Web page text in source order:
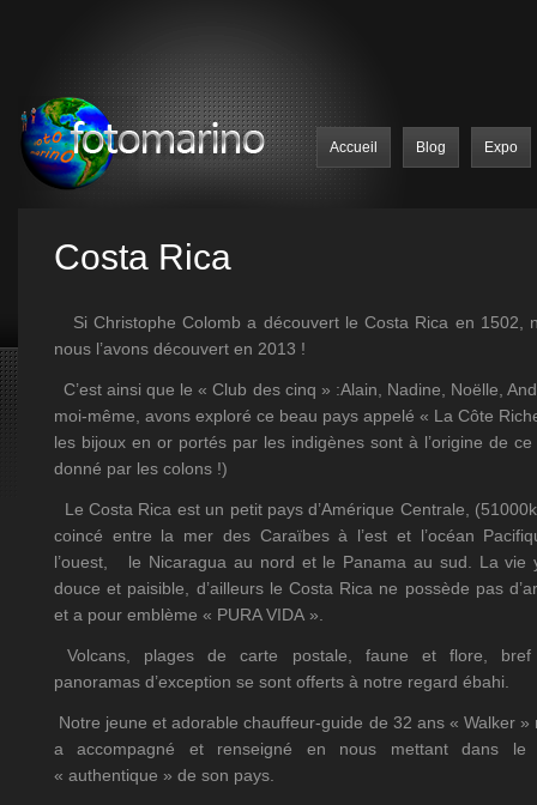
Accueil Blog Expo
Costa Rica
Si Christophe Colomb a découvert le Costa Rica en 1502,
nous l’avons découvert en 2013 !
C’est ainsi que le « Club des cinq » :Alain, Nadine, Noëlle,
moi-même, avons exploré ce beau pays appelé « La Côte
les bijoux en or portés par les indigènes sont à l’origine de ce
donné par les colons !)
Le Costa Rica est un petit pays d’Amérique Centrale,
coincé entre la mer des Caraïbes à l’est et l’océan
l’ouest, le Nicaragua au nord et le Panama au sud. La vie
douce et paisible, d’ailleurs le Costa Rica ne possède pas
et a pour emblème « PURA VIDA ».
Volcans, plages de carte postale, faune et flore, bref
panoramas d’exception se sont offerts à notre regard ébahi.
Notre jeune et adorable chauffeur-guide de 32 ans « Walker »
a accompagné et renseigné en nous mettant dans le
« authentique » de son pays.